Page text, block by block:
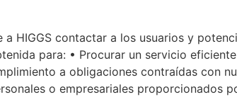
HIGGS contactar a los usuarios y
para: • Procurar un servicio
a obligaciones contraídas con
o empresariales proporcionados